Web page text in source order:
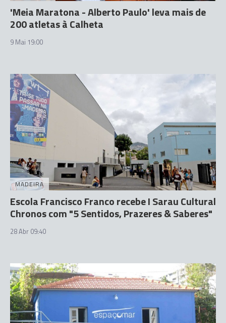
'Meia Maratona - Alberto Paulo' leva mais de
200 atletas à Calheta
9 Mai 19:00
MADEIRA
Escola Francisco Franco recebe I Sarau Cultural
Chronos com "5 Sentidos, Prazeres & Saberes"
28 Abr 09:40